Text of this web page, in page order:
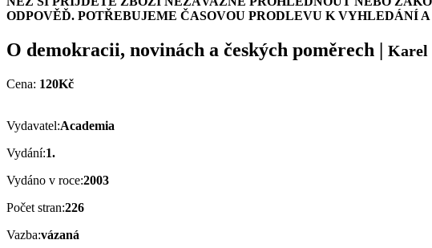
ODPOVĚĎ. POTŘEBUJEME ČASOVOU PRODLEVU K VYHLEDÁNÍ
O demokracii, novinách a českých poměrech | Karel
Cena: 120Kč
Vydavatel:Academia
Vydání:1.
Vydáno v roce:2003
Počet stran:226
Vazba:vázaná